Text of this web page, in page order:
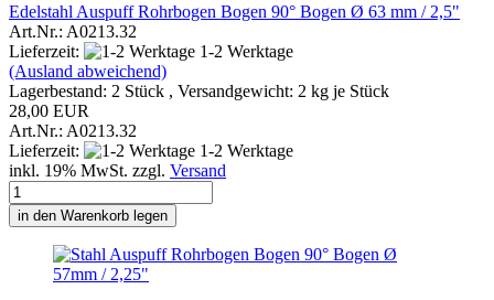
Edelstahl Auspuff Rohrbogen Bogen 90° Bogen Ø 63 mm / 2,5"
Art.Nr.: A0213.32
Lieferzeit:
1-2 Werktage
(Ausland abweichend)
Lagerbestand: 2 Stück , Versandgewicht: 2 kg je Stück
28,00 EUR
Art.Nr.: A0213.32
Lieferzeit:
1-2 Werktage
inkl. 19% MwSt. zzgl. Versand
in den Warenkorb legen